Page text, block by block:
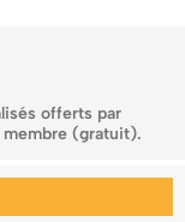
offerts par
(gratuit).